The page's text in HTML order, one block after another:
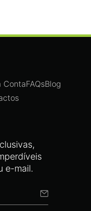
e-mail.
ContaFAQsBlog